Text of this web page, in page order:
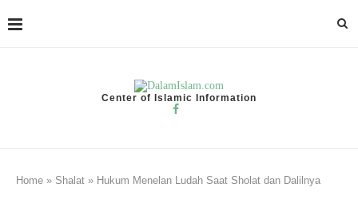
Center of Islamic Information
Home » Shalat » Hukum Menelan Ludah Saat Sholat dan Dalilnya